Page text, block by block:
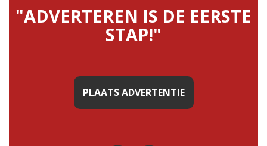
"ADVERTEREN IS DE EERSTE
STAP!"
PLAATS ADVERTENTIE